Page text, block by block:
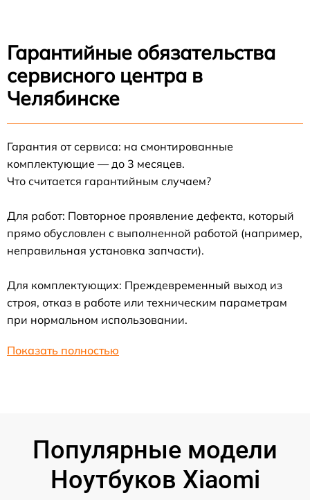
Гарантийные обязательства
сервисного центра в
Челябинске
Гарантия от сервиса: на смонтированные
комплектующие — до 3 месяцев.
Что считается гарантийным случаем?
Для работ: Повторное проявление дефекта, который
прямо обусловлен с выполненной работой (например,
неправильная установка запчасти).
Для комплектующих: Преждевременный выход из
строя, отказ в работе или техническим параметрам
при нормальном использовании.
Показать полностью
Популярные модели
Ноутбуков Xiaomi